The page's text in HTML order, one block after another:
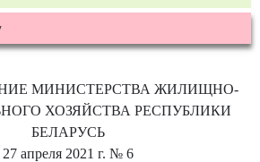
МИНИСТЕРСТВА ЖИЛИЩНО-
ХОЗЯЙСТВА РЕСПУБЛИКИ
БЕЛАРУСЬ
27 апреля 2021 г. № 6